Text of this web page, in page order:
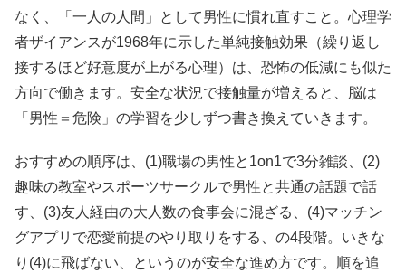
なく、「一人の人間」として男性に慣れ直すこと。心理学
者ザイアンスが1968年に示した単純接触効果（繰り返し
接するほど好意度が上がる心理）は、恐怖の低減にも似た
方向で働きます。安全な状況で接触量が増えると、脳は
「男性＝危険」の学習を少しずつ書き換えていきます。
おすすめの順序は、(1)職場の男性と1on1で3分雑談、(2)
趣味の教室やスポーツサークルで男性と共通の話題で話
す、(3)友人経由の大人数の食事会に混ざる、(4)マッチン
グアプリで恋愛前提のやり取りをする、の4段階。いきな
り(4)に飛ばない、というのが安全な進め方です。順を追